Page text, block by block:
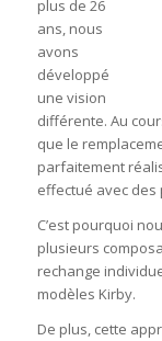
plus de 26
ans, nous
avons
développé
une vision
différente. Au
que le
parfaitement
effectué avec des
C’est pourquoi
plusieurs
rechange
modèles Kirby.
De plus, cette